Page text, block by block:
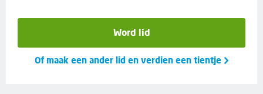
Word lid
Of maak een ander lid en verdien een tientje